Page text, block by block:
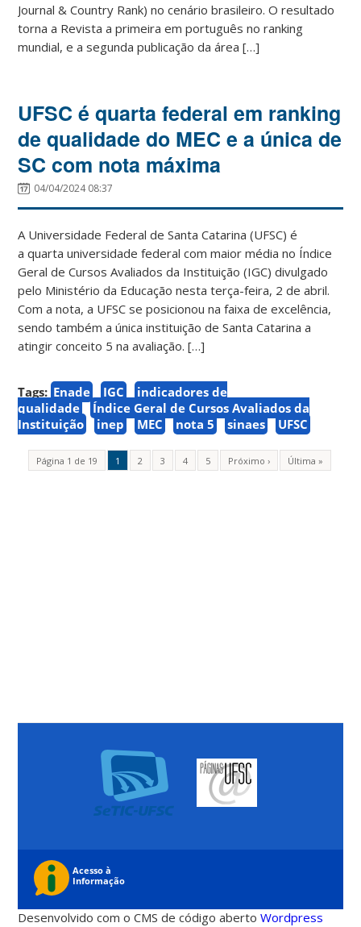
Journal & Country Rank) no cenário brasileiro. O resultado
torna a Revista a primeira em português no ranking
mundial, e a segunda publicação da área […]
UFSC é quarta federal em ranking
de qualidade do MEC e a única de
SC com nota máxima
04/04/2024 08:37
A Universidade Federal de Santa Catarina (UFSC) é
a quarta universidade federal com maior média no Índice
Geral de Cursos Avaliados da Instituição (IGC) divulgado
pelo Ministério da Educação nesta terça-feira, 2 de abril.
Com a nota, a UFSC se posicionou na faixa de excelência,
sendo também a única instituição de Santa Catarina a
atingir conceito 5 na avaliação. […]
Tags: Enade IGC
indicadores de
qualidade
Índice Geral de Cursos Avaliados da
Instituição
inep MEC nota 5 sinaes UFSC
Página 1 de 19 1 2 3 4 5 Próximo › Última »
Desenvolvido com o CMS de código abertoWordpress